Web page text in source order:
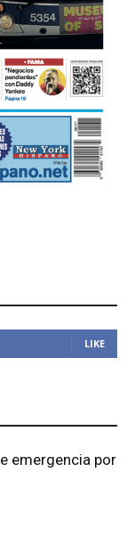
LIKE
emergencia por